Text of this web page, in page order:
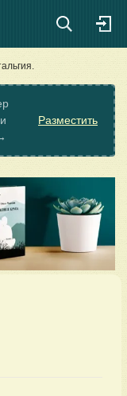
Разместить